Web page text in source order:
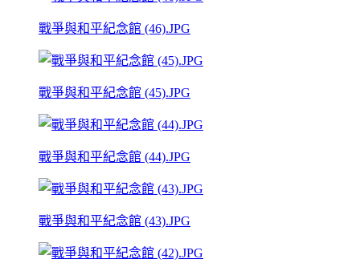
戰爭與和平紀念館 (46).JPG
戰爭與和平紀念館 (45).JPG
戰爭與和平紀念館 (44).JPG
戰爭與和平紀念館 (43).JPG